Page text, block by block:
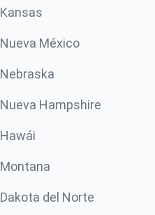
Kansas
Nueva México
Nebraska
Nueva Hampshire
Hawái
Montana
Dakota del Norte